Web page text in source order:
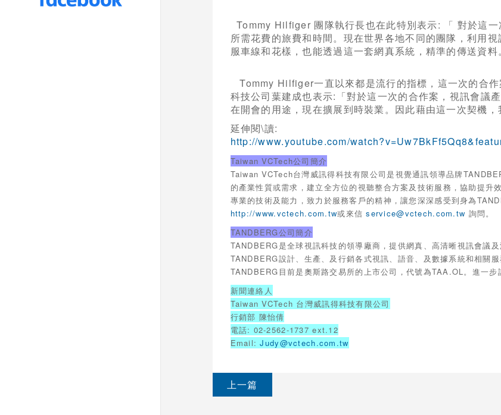
Tommy Hilfiger 團隊執行長也在此特別表示: 「 對於這
所需花費的旅費和時間。現在世界各地不同的團隊，利用
服車線和花樣，也能透過這一套網真系統，精準的傳送資料
Tommy Hilfiger一直以來都是流行的指標，這一次的合
科技公司葉建成也表示:「對於這一次的合作案，視訊會議
在開會的用途，現在擴展到時裝業。因此藉由這一次契機
延伸閱\讀:
http://www.youtube.com/
Taiwan VCTech公司簡介
Taiwan VCTech台灣威訊得科技有限公司是視覺通訊領導品牌
的產業性質或需求，建立全方位的視聽整合方案及技術服務，協助提
專業的技術及能力，致力於服務客戶的精神，讓您深深感受到身為
http://www.vctech.com.tw或來信service@vctech.com.tw 詢問。
TANDBERG公司簡介
TANDBERG是全球視訊科技的領導廠商，提供網真、高清晰視訊會議
TANDBERG設計、生產、及行銷各式視訊、語音、及數據系統和相關
TANDBERG目前是奧斯路交易所的上市公司，代號為TAA.OL。進一步
新聞連絡人
Taiwan VCTech 台灣威訊得科技有限公司
行銷部 陳怡倩
電話: 02-2562-1737 ext.12
Email:Judy@vctech.com.tw
上一篇